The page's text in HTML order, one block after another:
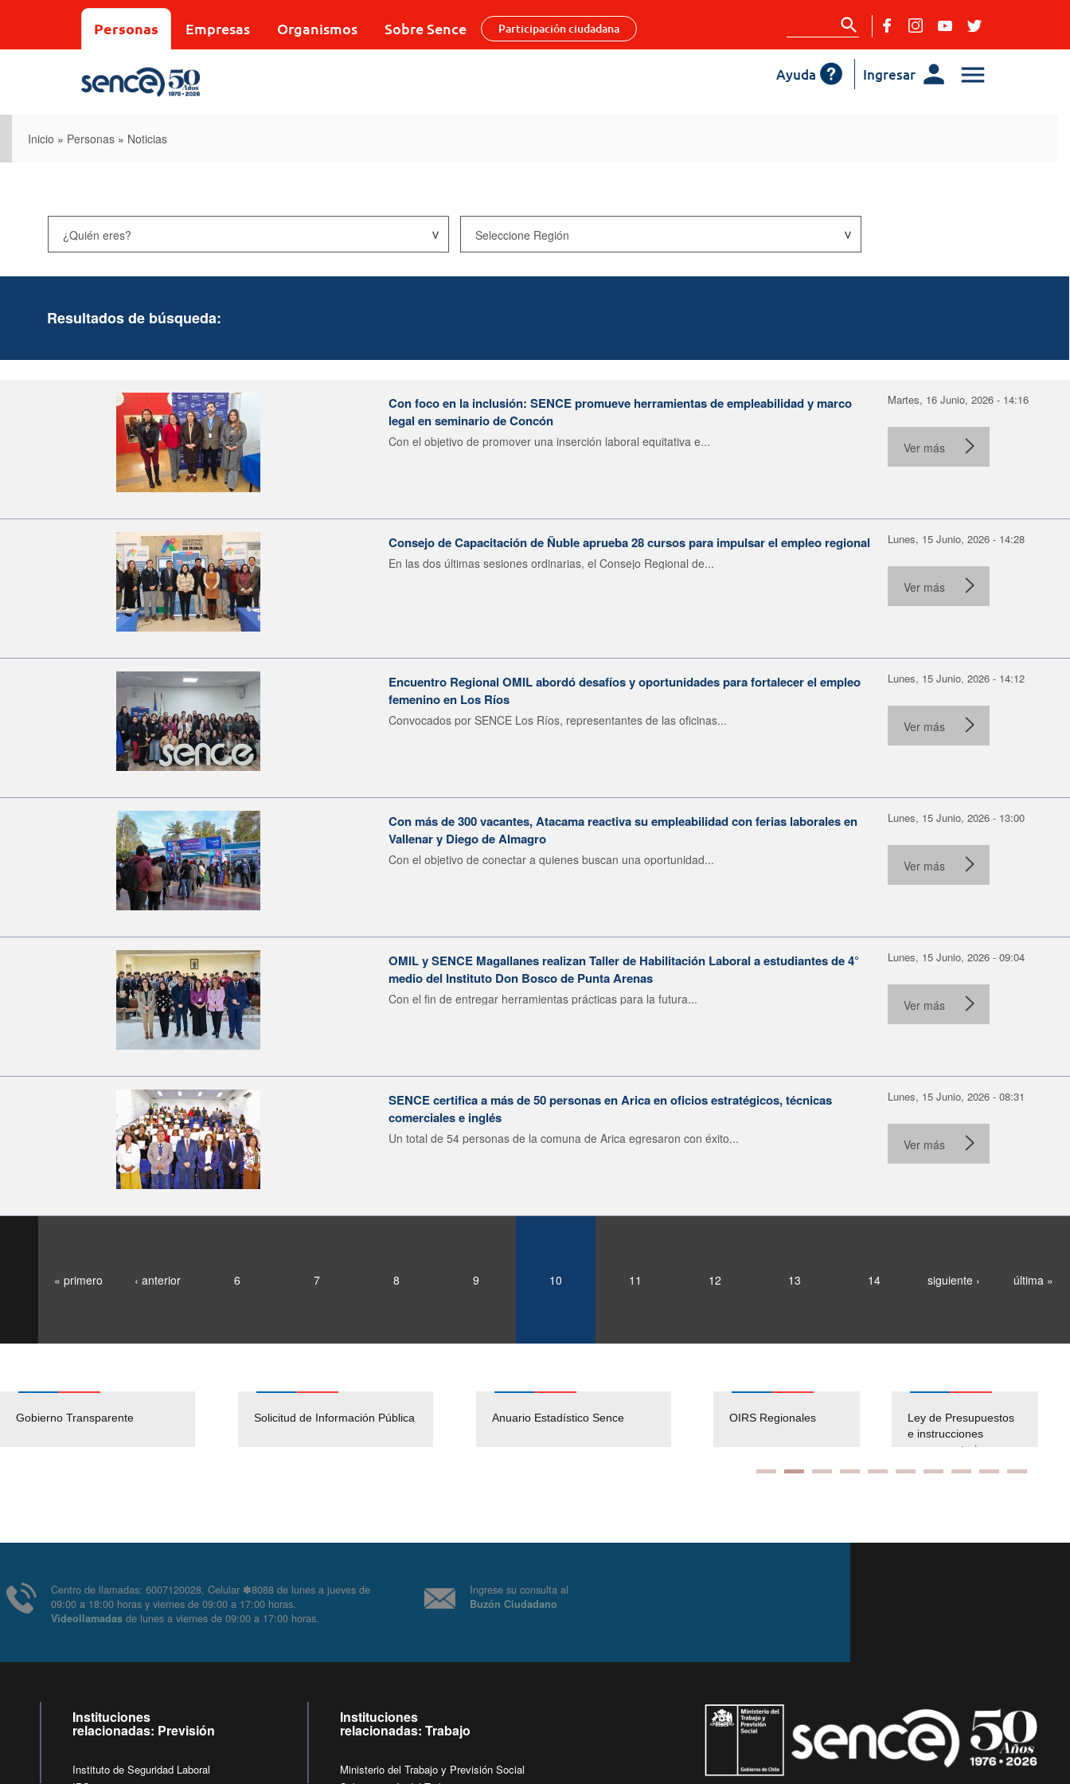
Personas Empresas Organismos Sobre Sence Participación ciudadana
Ingresar
Ayuda
Inicio » Personas » Noticias
Resultados de búsqueda:
Con foco en la inclusión: SENCE promueve herramientas de empleabilidad y marco
legal en seminario de Concón
Con el objetivo de promover una inserción laboral equitativa e...
Martes, 16 Junio, 2026 - 14:16
Ver más
Consejo de Capacitación de Ñuble aprueba 28 cursos para impulsar el empleo regional
En las dos últimas sesiones ordinarias, el Consejo Regional de...
Lunes, 15 Junio, 2026 - 14:28
Ver más
Encuentro Regional OMIL abordó desafíos y oportunidades para fortalecer el empleo
femenino en Los Ríos
Convocados por SENCE Los Ríos, representantes de las oficinas...
Lunes, 15 Junio, 2026 - 14:12
Ver más
Con más de 300 vacantes, Atacama reactiva su empleabilidad con ferias laborales en
Vallenar y Diego de Almagro
Con el objetivo de conectar a quienes buscan una oportunidad...
Lunes, 15 Junio, 2026 - 13:00
Ver más
OMIL y SENCE Magallanes realizan Taller de Habilitación Laboral a estudiantes de 4°
medio del Instituto Don Bosco de Punta Arenas
Con el fin de entregar herramientas prácticas para la futura...
Lunes, 15 Junio, 2026 - 09:04
Ver más
SENCE certifica a más de 50 personas en Arica en oficios estratégicos, técnicas
comerciales e inglés
Un total de 54 personas de la comuna de Arica egresaron con éxito...
Lunes, 15 Junio, 2026 - 08:31
Ver más
« primero ‹ anterior 6 7 8 9 10 11 12 13 14 siguiente › última »
Gobierno Transparente Solicitud de Información Pública Anuario Estadístico Sence
Pago Proveedores
Empleos Públicos
Solicitud Audiencias y
OIRS Regionales
Ley de Presupuestos
e instrucciones
presuspuetarias
Centro de llamadas: 6007120028, Celular ✽8088 de lunes a jueves de
09:00 a 18:00 horas y viernes de 09:00 a 17:00 horas.
Videollamadas de lunes a viernes de 09:00 a 17:00 horas.
Ingrese su consulta al
Buzón Ciudadano
Instituciones
relacionadas: Previsión
Instituto de Seguridad Laboral
Instituciones
relacionadas: Trabajo
Ministerio del Trabajo y Previsión Social